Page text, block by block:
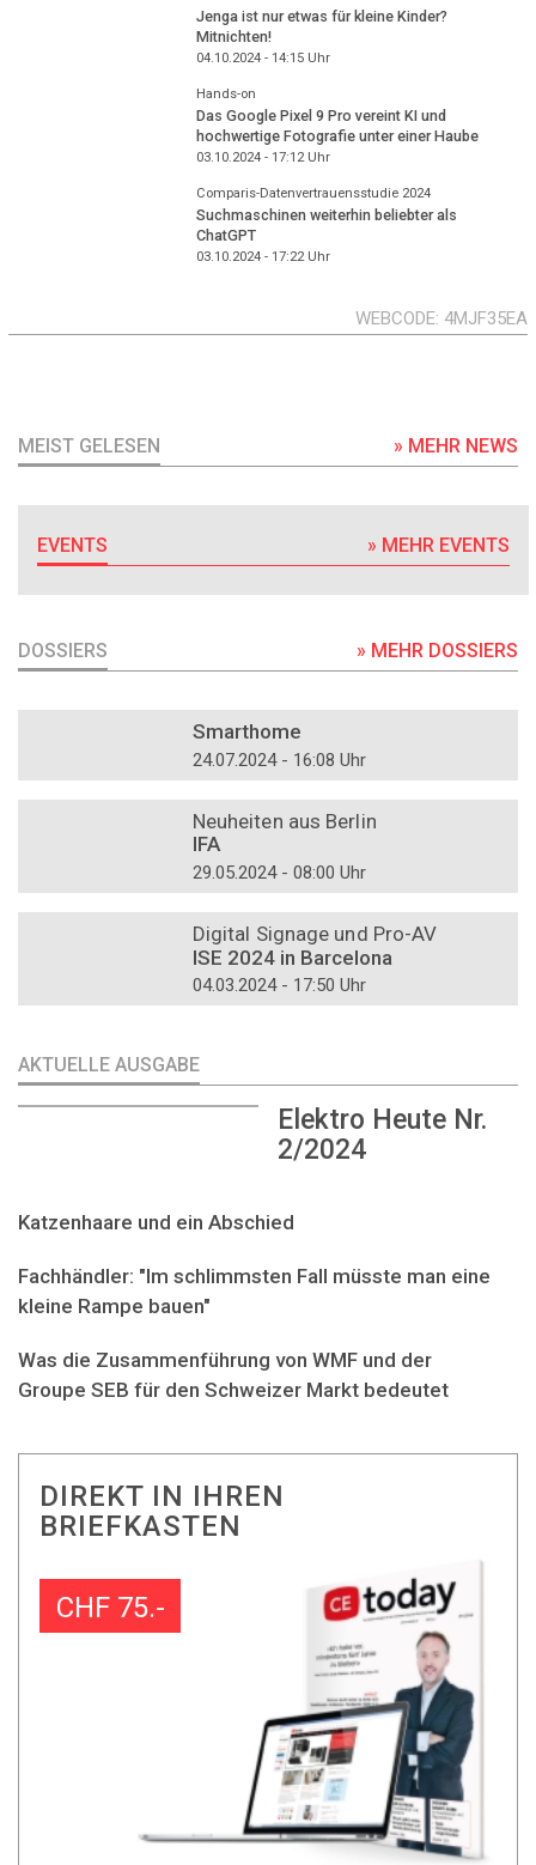
Jenga ist nur etwas für kleine Kinder?
Mitnichten!
04.10.2024 - 14:15Uhr
Hands-on
Das Google Pixel 9 Pro vereint KI und
hochwertige Fotografie unter einer Haube
03.10.2024 - 17:12Uhr
Comparis-Datenvertrauensstudie 2024
Suchmaschinen weiterhin beliebter als
ChatGPT
03.10.2024 - 17:22Uhr
WEBCODE 4MJF35EA
MEIST GELESEN » MEHR NEWS
EVENTS » MEHR EVENTS
DOSSIERS » MEHR DOSSIERS
Smarthome
24.07.2024 - 16:08 Uhr
Neuheiten aus Berlin
IFA
29.05.2024 - 08:00 Uhr
Digital Signage und Pro-AV
ISE 2024 in Barcelona
04.03.2024 - 17:50 Uhr
AKTUELLE AUSGABE
Elektro Heute Nr.
2/2024
Katzenhaare und ein Abschied
Fachhändler: "Im schlimmsten Fall müsste man eine
kleine Rampe bauen"
Was die Zusammenführung von WMF und der
Groupe SEB für den Schweizer Markt bedeutet
DIREKT IN IHREN
BRIEFKASTEN
CHF 75.-